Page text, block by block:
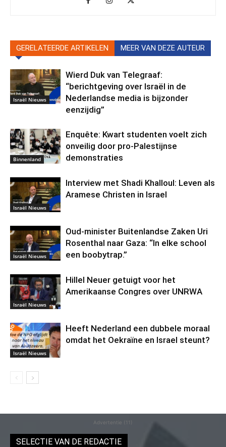
GERELATEERDE ARTIKELEN MEER VAN DEZE AUTEUR
Israël Nieuws
Wierd Duk van Telegraaf:
“berichtgeving over Israël in de
Nederlandse media is bijzonder
eenzijdig”
Binnenland
Enquête: Kwart studenten voelt zich
onveilig door pro-Palestijnse
demonstraties
Israël Nieuws
Interview met Shadi Khalloul: Leven als
Aramese Christen in Israel
Israël Nieuws
Oud-minister Buitenlandse Zaken Uri
Rosenthal naar Gaza: “In elke school
een boobytrap.”
Israël Nieuws
Hillel Neuer getuigt voor het
Amerikaanse Congres over UNRWA
Israël Nieuws
Heeft Nederland een dubbele moraal
omdat het Oekraïne en Israel steunt?
Advertentie (11)
SELECTIE VAN DE REDACTIE